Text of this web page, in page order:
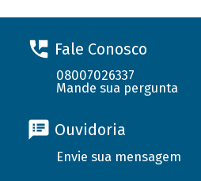
Fale Conosco
08007026337
Mande sua pergunta
Ouvidoria
Envie sua mensagem